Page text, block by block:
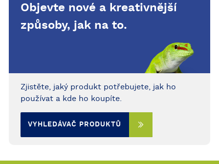
Objevte nové a kreativnější
způsoby, jak na to.
Zjistěte, jaký produkt potřebujete, jak ho
používat a kde ho koupíte.
VYHLEDÁVAČ PRODUKTŮ